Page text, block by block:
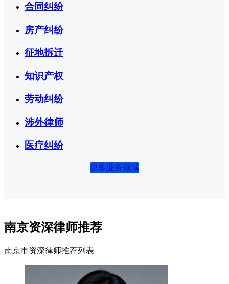
合同纠纷
房产纠纷
征地拆迁
知识产权
劳动纠纷
涉外律师
医疗纠纷
更多业务领域
南京资深律师推荐
南京市资深律师推荐列表